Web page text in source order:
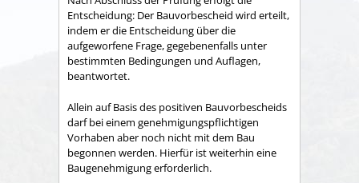
Entscheidung: Der Bauvorbescheid wird erteilt,
indem er die Entscheidung über die
aufgeworfene Frage, gegebenenfalls unter
bestimmten Bedingungen und Auflagen,
beantwortet.
Allein auf Basis des positiven Bauvorbescheids
darf bei einem genehmigungspflichtigen
Vorhaben aber noch nicht mit dem Bau
begonnen werden. Hierfür ist weiterhin eine
Baugenehmigung erforderlich.